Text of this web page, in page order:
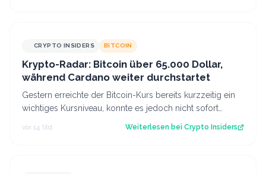
CRYPTO INSIDERS BITCOIN
Krypto-Radar: Bitcoin über 65.000 Dollar,
während Cardano weiter durchstartet
Gestern erreichte der Bitcoin-Kurs bereits kurzzeitig ein
wichtiges Kursniveau, konnte es jedoch nicht sofort
vor 14 Std. Weiterlesen bei Crypto Insiders